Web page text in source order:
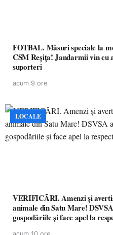
FOTBAL. Măsuri speciale la
CSM Reșița! Jandarmii vin cu
suporteri
acum 9 ore
LOCALE
VERIFICĂRI. Amenzi și
animale din Satu Mare!
gospodăriile și face apel la